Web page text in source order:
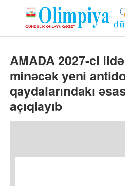
MOK
OLIMPIYA OYUNLARI
ÇAP VERSIYASI
TV
GÜNDƏM
İDMAN
OLIMPIYA HƏRƏKATI
AMADA 2027-ci
minəcək yeni
qaydalarındakı
açıqlayıb